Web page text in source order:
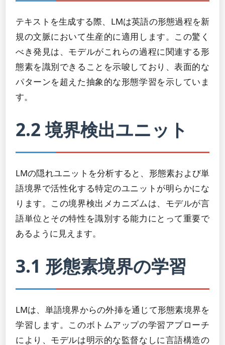
テキストを生成する際、LMは英語の形態過程を新
規の文脈において生産的に適用します。この驚く
べき発見は、モデルがこれらの過程に関連する形
態素を識別できることを示唆しており、表面的な
パターンを超えた抽象的な形態学習を示していま
す。
2.2 境界検出ユニット
LMの隠れユニットを分析すると、形態素および単
語境界で活性化する特定のユニットが明らかにな
ります。この境界検出メカニズムは、モデルが言
語単位とその特性を識別する能力にとって重要で
あるように見えます。
3.1 形態素境界の学習
LMは、単語境界からの外挿を通じて形態素境界を
学習します。このボトムアップの学習アプローチ
により、モデルは明示的な監督なしに言語構造の